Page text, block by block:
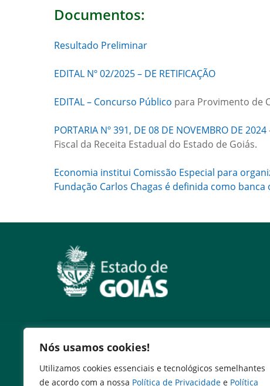
Nós usamos cookies!
Utilizamos cookies essenciais e tecnológicos semelhantes
de acordo com a nossa Política de Privacidade e Política
Documentos:
Resultado Preliminar
EDITAL Nº 02/2025 – DE RETIFICAÇÃO
EDITAL – Concurso Público para Provimento de
PORTARIA Nº 391, DE 08 DE NOVEMBRO DE 2024
Fiscal da Receita Estadual do Estado de Goiás.
Economia institui Comissão Especial para
Fundação Carlos Chagas é definida como
Expresso Goiás
Expresso Aplicações